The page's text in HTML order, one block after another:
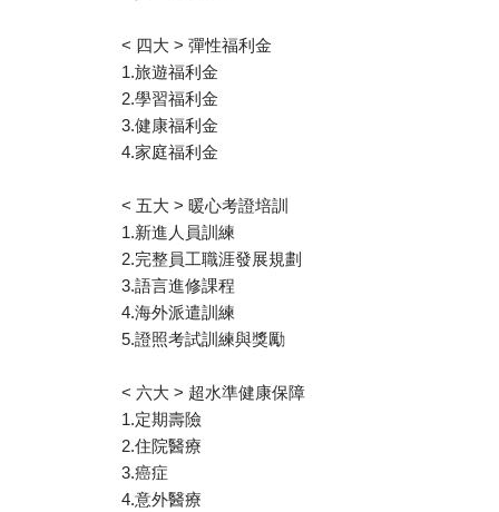
< 四大 > 彈性福利金
1.旅遊福利金
2.學習福利金
3.健康福利金
4.家庭福利金
< 五大 > 暖心考證培訓
1.新進人員訓練
2.完整員工職涯發展規劃
3.語言進修課程
4.海外派遣訓練
5.證照考試訓練與獎勵
< 六大 > 超水準健康保障
1.定期壽險
2.住院醫療
3.癌症
4.意外醫療